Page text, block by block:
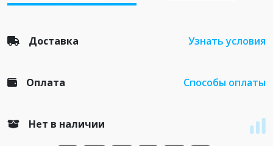
Доставка Узнать условия
Оплата Способы оплаты
Нет в наличии